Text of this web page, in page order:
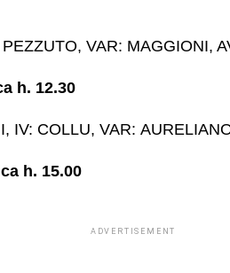
VAR: MAGGIONI,
h. 12.30
IV: COLLU, VAR:
h. 15.00
ADVERTISEMENT